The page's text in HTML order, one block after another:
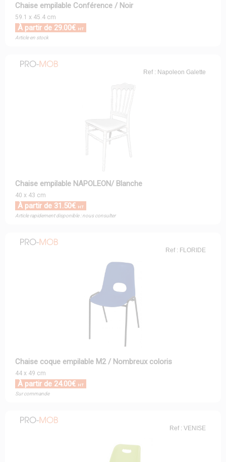
Chaise empilable Conférence / Noir
59.1 x 45.4 cm
À partir de 29.00€ HT
Article en stock
Ref : Napoleon Galette
Chaise empilable NAPOLEON/ Blanche
40 x 43 cm
À partir de 31.50€ HT
Article rapidement disponible : nous consulter
Ref : FLORIDE
Chaise coque empilable M2 / Nombreux coloris
44 x 49 cm
À partir de 24.00€ HT
Sur commande
Ref : VENISE